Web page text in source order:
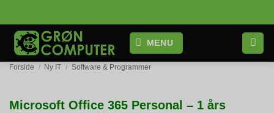
til
indhold
MENU
Forside / Ny IT / Software & Programmer
Microsoft Office 365 Personal – 1 års